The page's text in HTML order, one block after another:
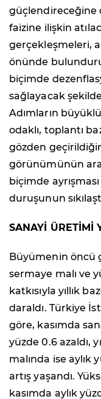
güçlendireceğine
faizine ilişkin
gerçekleşmeleri,
önünde
biçimde
sağlayacak
Adımların
odaklı, toplantı
gözden
görünümünün
biçimde
duruşunun
SANAYİ ÜRETİMİ
Büyümenin öncü
sermaye malı ve
katkısıyla yıllık
daraldı. Türkiye
göre, kasımda
yüzde 0.6 azaldı,
malında ise aylık
artış yaşandı.
kasımda aylık